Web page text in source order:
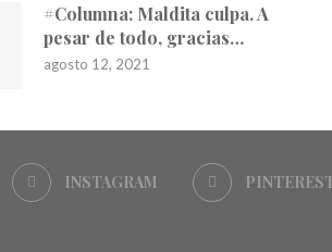
#Columna: Maldita culpa. A
pesar de todo, gracias…
agosto 12, 2021
INSTAGRAM